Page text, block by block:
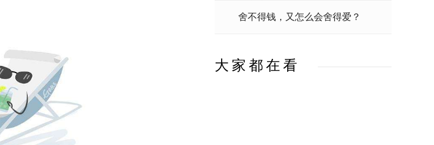
舍不得钱，又怎么会舍得爱？
大家都在看